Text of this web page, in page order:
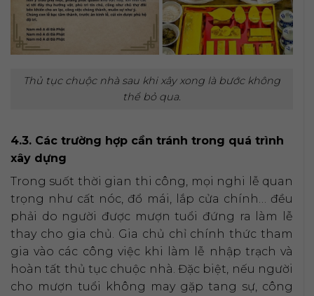
Thủ tục chuộc nhà sau khi xây xong là bước không
thể bỏ qua.
4.3. Các trường hợp cần tránh trong quá trình
xây dựng
Trong suốt thời gian thi công, mọi nghi lễ quan
trọng như cất nóc, đổ mái, lắp cửa chính… đều
phải do người được mượn tuổi đứng ra làm lễ
thay cho gia chủ. Gia chủ chỉ chính thức tham
gia vào các công việc khi làm lễ nhập trạch và
hoàn tất thủ tục chuộc nhà. Đặc biệt, nếu người
cho mượn tuổi không may gặp tang sự, công